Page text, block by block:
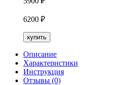
6200 ₽
купить
Описание
Характеристики
Инструкция
Отзывы (0)